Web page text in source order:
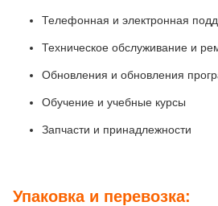
Телефонная и электронная
Техническое обслуживание и
Обновления и обновления
Обучение и учебные курсы
Запчасти и принадлежности
Упаковка и перевозка: